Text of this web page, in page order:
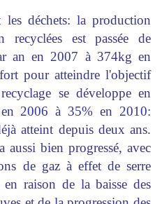
les déchets: la production
recyclées est passée de
an en 2007 à 374kg en
pour atteindre l'objectif
se développe en
2006 à 35% en 2010:
atteint depuis deux ans.
aussi bien progressé, avec
de gaz à effet de serre
raison de la baisse des